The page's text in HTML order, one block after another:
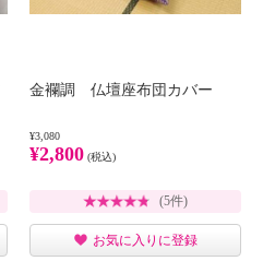
金襴調 仏壇座布団カバー
¥3,080
¥2,800 (税込)
(5件)
お気に入りに登録